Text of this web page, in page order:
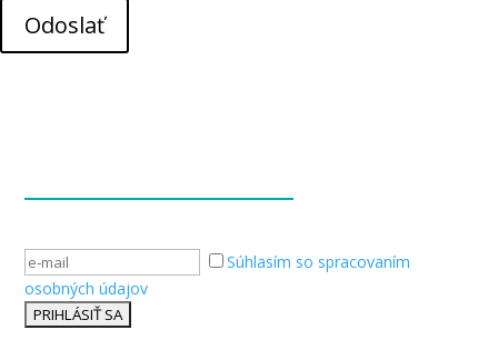
Odoslať
Súhlasím so spracovaním
osobných údajov